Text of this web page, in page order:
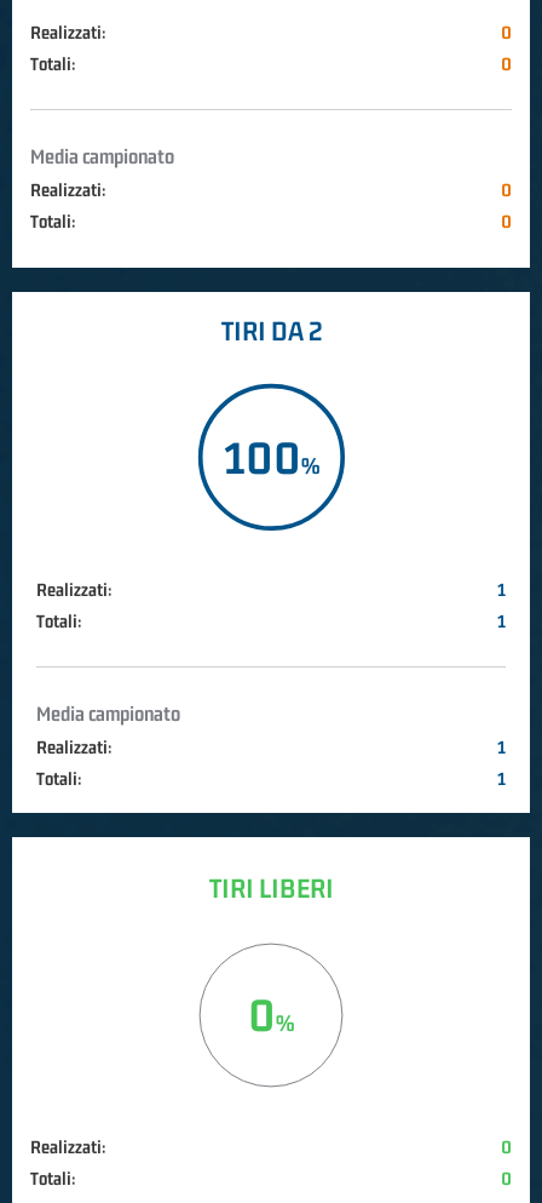
Realizzati:
0
Totali:
0
Media campionato
Realizzati:
0
Totali:
0
TIRI DA 2
100
Realizzati:
1
Totali:
1
Media campionato
Realizzati:
1
Totali:
1
TIRI LIBERI
0
Realizzati:
0
Totali:
0